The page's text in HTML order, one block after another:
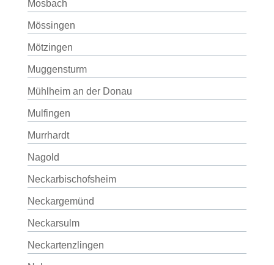
Mosbach
Mössingen
Mötzingen
Muggensturm
Mühlheim an der Donau
Mulfingen
Murrhardt
Nagold
Neckarbischofsheim
Neckargemünd
Neckarsulm
Neckartenzlingen